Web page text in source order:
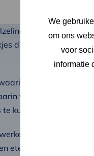
We
om ons
voor
informatie
omschreven als
die soms wat
mensen zich
voor Elzeline
kunnen zorgen.
zijn wandelen,
eten met vrienden